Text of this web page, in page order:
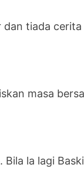
tiada
masa
la lagi